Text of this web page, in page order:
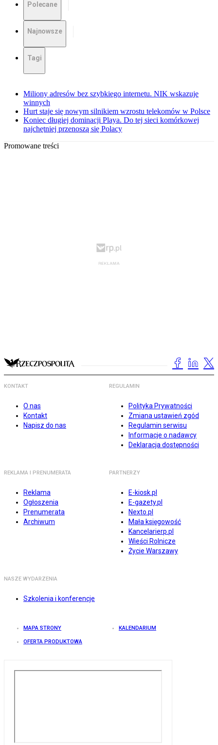
Polecane
Najnowsze
Tagi
Miliony adresów bez szybkiego internetu. NIK wskazuje
winnych
Hurt staje się nowym silnikiem wzrostu telekomów w Polsce
Koniec długiej dominacji Playa. Do tej sieci komórkowej
najchętniej przenoszą się Polacy
Promowane treści
KONTAKT
O nas
Kontakt
Napisz do nas
REGULAMIN
Polityka Prywatności
Zmiana ustawień zgód
Regulamin serwisu
Informacje o nadawcy
Deklaracja dostępności
REKLAMA I PRENUMERATA
Reklama
Ogłoszenia
Prenumerata
Archiwum
PARTNERZY
E-kiosk.pl
E-gazety.pl
Nexto.pl
Mała księgowość
Kancelarierp.pl
Wieści Rolnicze
Życie Warszawy
NASZE WYDARZENIA
Szkolenia i konferencje
MAPA STRONY KALENDARIUM
OFERTA PRODUKTOWA